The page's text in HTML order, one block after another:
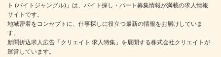
ト (バイトジャングル)」は、バイト探し・パート募集情報が満載の求人情報
サイトです。
地域密着をコンセプトに、仕事探しに役立つ最新の情報をお届けしていま
す。
新聞折込求人広告「クリエイト 求人特集」を展開する株式会社クリエイトが
運営しています。